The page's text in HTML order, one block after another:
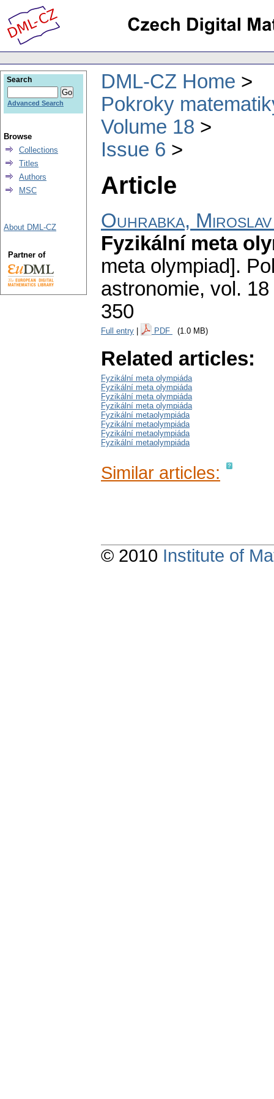
DML-CZ Home
Pokroky
Volume 18
Issue 6
Article
Ouhrabka, Miroslav
Fyzikální meta
meta olympiad].
astronomie, vol.
350
Full entry PDF (1.0 MB)
Related articles:
Fyzikální meta olympiáda
Fyzikální meta olympiáda
Fyzikální meta olympiáda
Fyzikální meta olympiáda
Fyzikální metaolympiáda
Fyzikální metaolympiáda
Fyzikální metaolympiáda
Fyzikální metaolympiáda
Similar articles:
Search
Advanced Search
Browse
Collections
Titles
Authors
MSC
About DML-CZ
Partner of
© 2010 Institute of